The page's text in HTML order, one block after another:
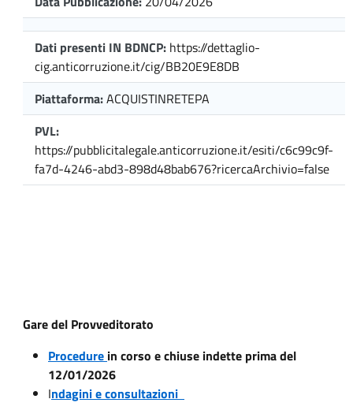
Dati presenti IN BDNCP: https://dettaglio-
cig.anticorruzione.it/cig/BB20E9E8DB
Piattaforma:ACQUISTINRETEPA
PVL:
https://pubblicitalegale.anticorruzione.it/esiti/c6c99c9f-
fa7d-4246-abd3-898d48bab676?ricercaArchivio=false
Gare del Provveditorato
Procedure in corso e chiuse indette prima del
12/01/2026
Indagini e consultazioni